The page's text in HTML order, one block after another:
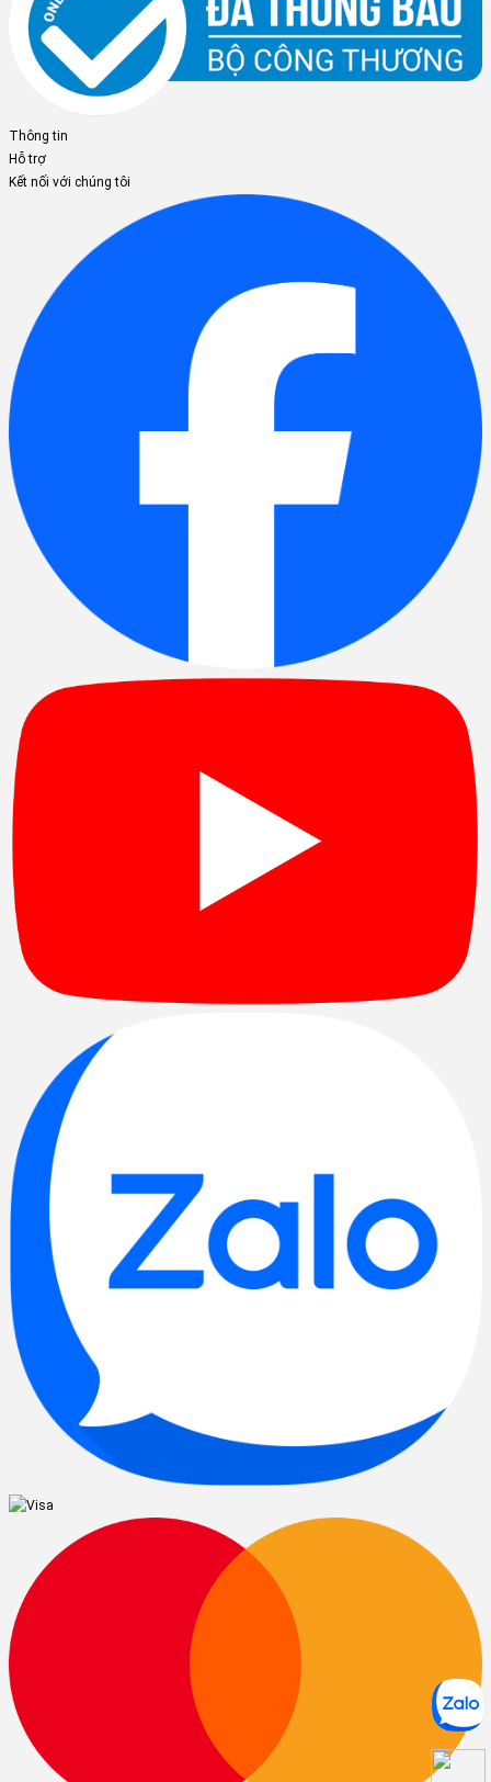
Thông tin
Hỗ trợ
Kết nối với chúng tôi